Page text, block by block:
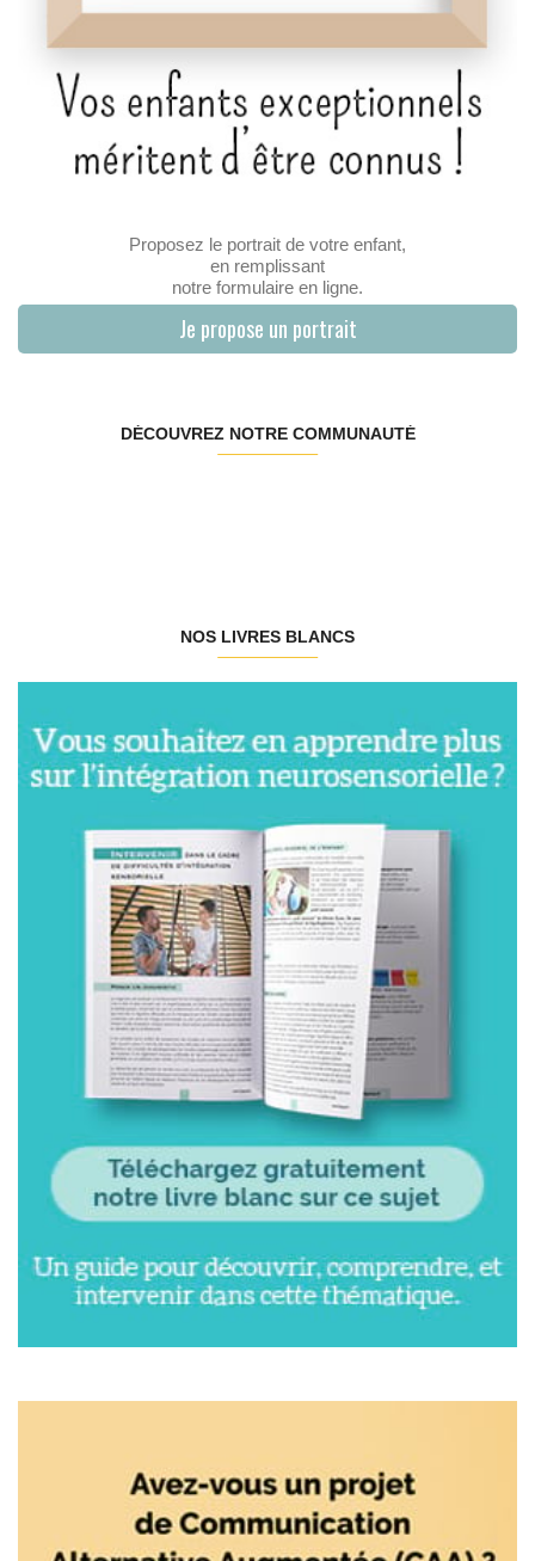
Proposez le portrait de votre enfant,
en remplissant
notre formulaire en ligne.
Je propose un portrait
DÉCOUVREZ NOTRE COMMUNAUTÉ
NOS LIVRES BLANCS